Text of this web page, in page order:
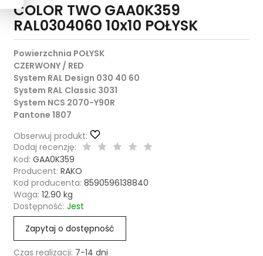
COLOR TWO GAA0K359
RAL0304060 10x10 POŁYSK
Powierzchnia POŁYSK
CZERWONY / RED
System RAL Design 030 40 60
System RAL Classic 3031
System NCS 2070-Y90R
Pantone 1807
Obserwuj produkt:
Dodaj recenzję:
Kod: GAA0K359
Producent: RAKO
Kod producenta: 8590596138840
Waga: 12.90 kg
Dostępność: Jest
Zapytaj o dostępność
Czas realizacji: 7-14 dni